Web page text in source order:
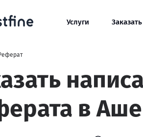
Услуги Заказать
в Аше